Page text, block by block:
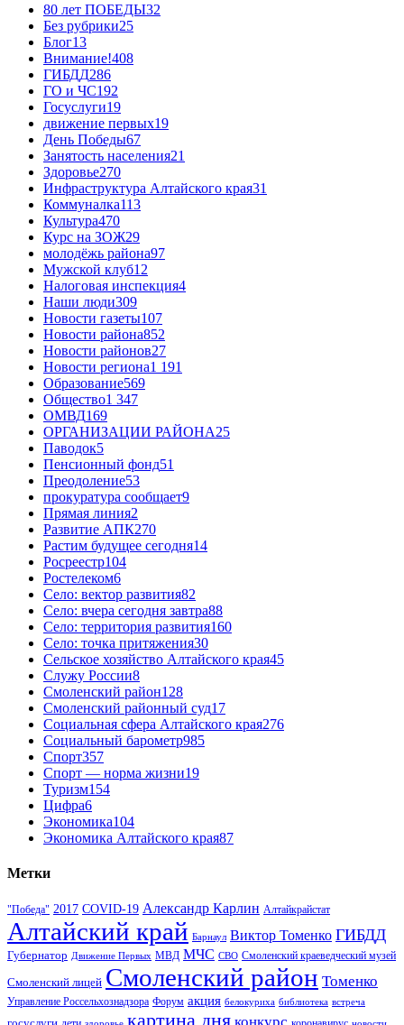
80 лет ПОБЕДЫ32
Без рубрики25
Блог13
Внимание!408
ГИБДД286
ГО и ЧС192
Госуслуги19
движение первых19
День Победы67
Занятость населения21
Здоровье270
Инфраструктура Алтайского края31
Коммуналка113
Культура470
Курс на ЗОЖ29
молодёжь района97
Мужской клуб12
Налоговая инспекция4
Наши люди309
Новости газеты107
Новости района852
Новости районов27
Новости региона1 191
Образование569
Общество1 347
ОМВД169
ОРГАНИЗАЦИИ РАЙОНА25
Паводок5
Пенсионный фонд51
Преодоление53
прокуратура сообщает9
Прямая линия2
Развитие АПК270
Растим будущее сегодня14
Росреестр104
Ростелеком6
Село: вектор развития82
Село: вчера сегодня завтра88
Село: территория развития160
Село: точка притяжения30
Сельское хозяйство Алтайского края45
Служу России8
Смоленский район128
Смоленский районный суд17
Социальная сфера Алтайского края276
Социальный барометр985
Спорт357
Спорт — норма жизни19
Туризм154
Цифра6
Экономика104
Экономика Алтайского края87
Метки
"Победа" 2017 COVID-19 Александр Карлин Алтайкрайстат
Алтайский край Барнаул Виктор Томенко ГИБДД
Губернатор Движение Первых МВД МЧС СВО Смоленский краеведческий музей
Смоленский лицей Смоленский район Томенко
Управление Россельхознадзора Форум акция белокуриха библиотека встреча
картина дня